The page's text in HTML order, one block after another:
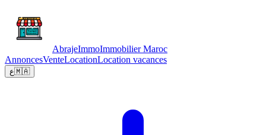
AbrajeImmoImmobilier Maroc
AnnoncesVenteLocationLocation vacances
ع🇲🇦